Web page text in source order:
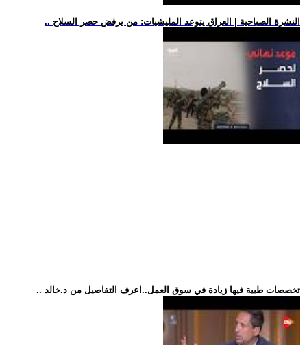
.. النشرة الصباحية | العراق يتوعد المليشيات: من يرفض حصر السلاح
.. تخصصات طبية فيها زيادة في سوق العمل..اعرف التفاصيل من د.خالد